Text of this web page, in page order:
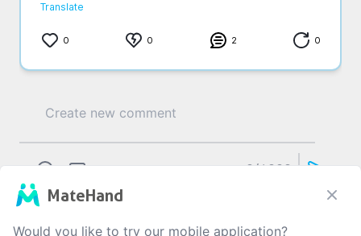
Translate
0 0 2 0
0/1000
M...C... 3 yıl önce
MateHand
Would you like to try our mobile application?